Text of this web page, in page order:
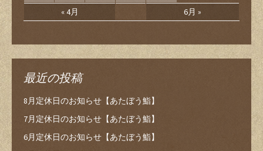
« 4月 6月 »
最近の投稿
8月定休日のお知らせ【あたぼう鮨】
7月定休日のお知らせ【あたぼう鮨】
6月定休日のお知らせ【あたぼう鮨】